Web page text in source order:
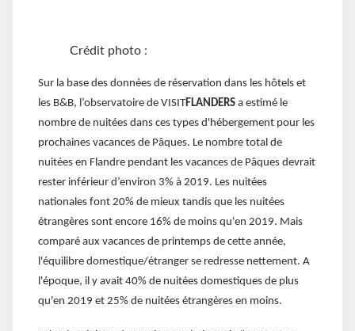
Crédit photo :
Sur la base des données de réservation dans les hôtels et
les B&B, l’observatoire de VISITFLANDERS a estimé le
nombre de nuitées dans ces types d'hébergement pour les
prochaines vacances de Pâques. Le nombre total de
nuitées en Flandre pendant les vacances de Pâques devrait
rester inférieur d’environ 3% à 2019. Les nuitées
nationales font 20% de mieux tandis que les nuitées
étrangères sont encore 16% de moins qu'en 2019. Mais
comparé aux vacances de printemps de cette année,
l'équilibre domestique/étranger se redresse nettement. A
l'époque, il y avait 40% de nuitées domestiques de plus
qu'en 2019 et 25% de nuitées étrangères en moins.